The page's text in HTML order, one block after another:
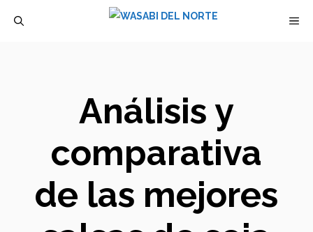
Análisis y
comparativa
de las mejores